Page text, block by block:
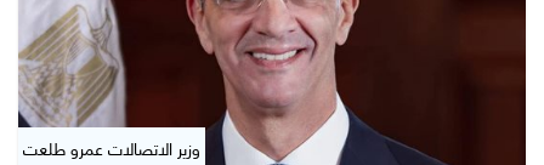
وزير الاتصالات عمرو طلعت